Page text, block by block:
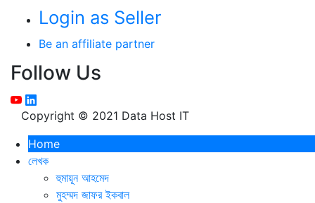
Login as Seller
Be an affiliate partner
Follow Us
Copyright © 2021 Data Host IT
Home
লেখক
হুমায়ূন আহমেদ
মুহম্মদ জাফর ইকবাল